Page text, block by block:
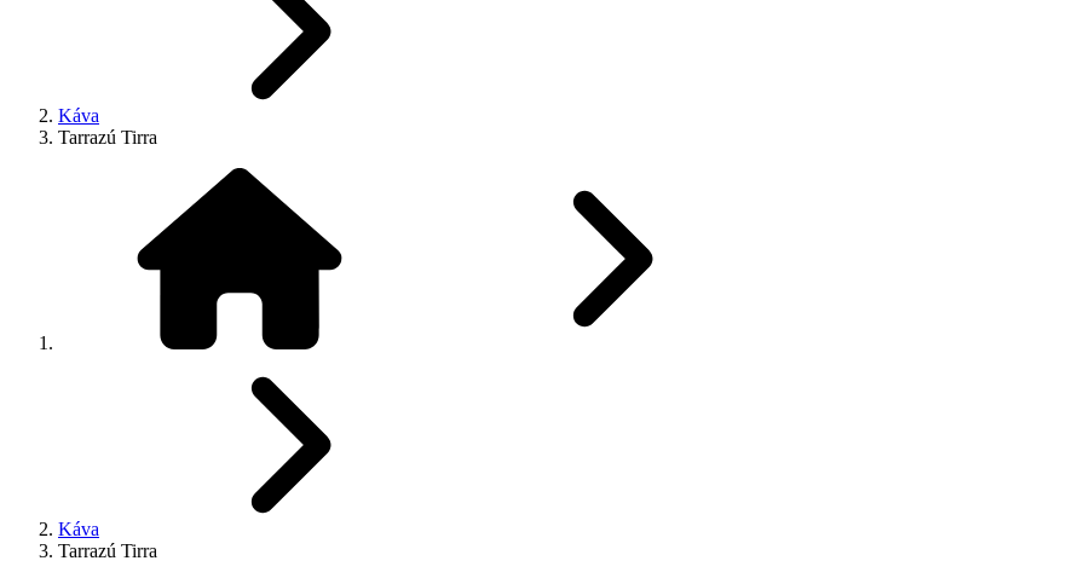
Káva
Tarrazú Tirra
Káva
Tarrazú Tirra